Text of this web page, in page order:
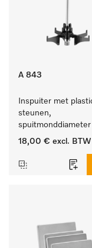
A 843
Inspuiter met
steunen,
spuitmonddiameter
lengte 185 mm, 1
18,00 € excl. BTW